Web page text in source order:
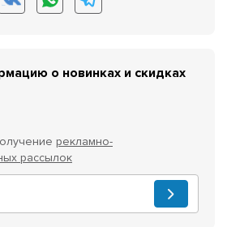
о новинках и скидках
рекламно-
рассылок